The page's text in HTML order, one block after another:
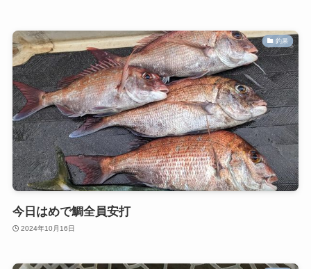
釣果
今日はめで鯛全員安打
2024年10月16日